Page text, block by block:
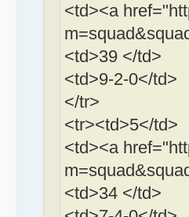
<td><a
<td>39 </td>
<td>9-2-0</td>
</tr>
<tr><td>5</td>
<td><a
<td>34 </td>